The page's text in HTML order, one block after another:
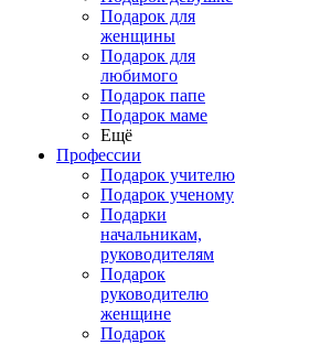
Подарок для
женщины
Подарок для
любимого
Подарок папе
Подарок маме
Ещё
Профессии
Подарок учителю
Подарок ученому
Подарки
начальникам,
руководителям
Подарок
руководителю
женщине
Подарок